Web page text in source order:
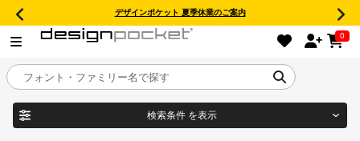
デザインポケット 夏季休業のご案内
0
目的別フォントガイド
検索条件 を表示